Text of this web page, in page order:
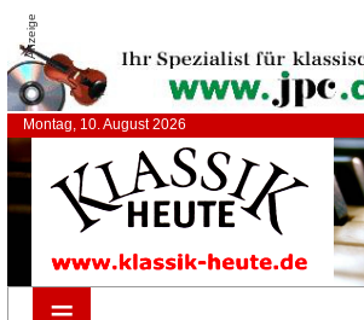
Anzeige
Montag, 10. August 2026